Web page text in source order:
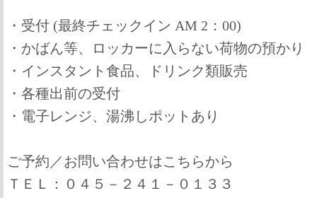
・受付 (最終チェックイン AM 2：00)
・かばん等、ロッカーに入らない荷物の預かり
・インスタント食品、ドリンク類販売
・各種出前の受付
・電子レンジ、湯沸しポットあり
ご予約／お問い合わせはこちらから
ＴＥＬ：０４５－２４１－０１３３